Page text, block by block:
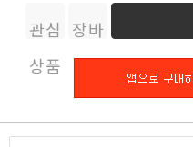
관심
상품
장바
구니